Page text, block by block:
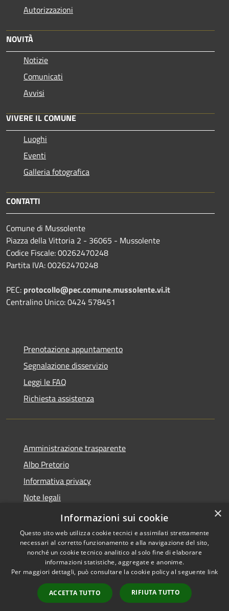
Autorizzazioni
NOVITÀ
Notizie
Comunicati
Avvisi
VIVERE IL COMUNE
Luoghi
Eventi
Galleria fotografica
CONTATTI
Comune di Mussolente
Piazza della Vittoria 2 - 36065 - Mussolente
Codice Fiscale: 00262470248
Partita IVA: 00262470248
PEC: protocollo@pec.comune.mussolente.vi.it
Centralino Unico: 0424 578451
Prenotazione appuntamento
Segnalazione disservizio
Leggi le FAQ
Richiesta assistenza
Amministrazione trasparente
Albo Pretorio
Informativa privacy
Note legali
Dichiarazione di accessibilità
Accessibilità
Copyright © 2026 • Comune di
Mussolente • Powered by
Municipium•
Accesso
redazione
×
Informazioni sui cookie
Questo sito web utilizza cookie tecnici e assimilati strettamente
necessari al corretto funzionamento e alla navigazione del sito,
nonché un cookie tecnico analitico al solo fine di elaborare
informazioni statistiche, aggregate e anonime.
Per maggiori dettagli, può consultare la cookie policy al seguente link
ACCETTA TUTTO RIFIUTA TUTTO